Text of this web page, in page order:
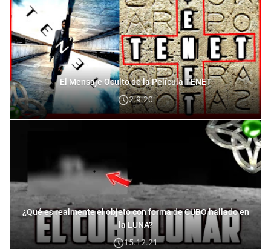
El Mensaje Oculto de la Película TENET
2.9.20
¿Qué es realmente el objeto con forma de CUBO hallado en
la LUNA?
15.12.21